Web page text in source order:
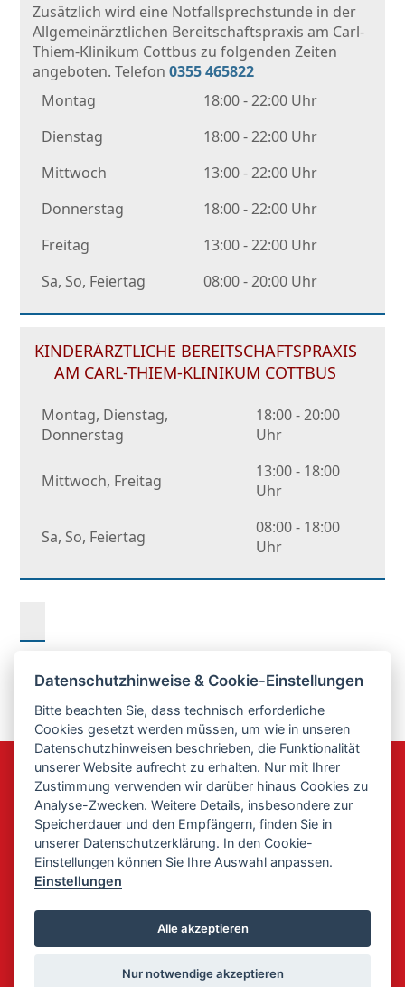
Zusätzlich wird eine Notfallsprechstunde in der
Allgemeinärztlichen Bereitschaftspraxis am Carl-
Thiem-Klinikum Cottbus zu folgenden Zeiten
angeboten. Telefon0355 465822
Montag
18:00 - 22:00 Uhr
Dienstag
18:00 - 22:00 Uhr
Mittwoch
13:00 - 22:00 Uhr
Donnerstag
18:00 - 22:00 Uhr
Freitag
13:00 - 22:00 Uhr
Sa, So, Feiertag
08:00 - 20:00 Uhr
KINDERÄRZTLICHE BEREITSCHAFTSPRAXIS
AM CARL-THIEM-KLINIKUM COTTBUS
Montag, Dienstag,
Donnerstag
18:00 - 20:00
Uhr
Mittwoch, Freitag
13:00 - 18:00
Uhr
Sa, So, Feiertag
08:00 - 18:00
Uhr
Hausarztpraxis Dr. Kamke
03096 Burg (Spreewald)
Telefon: 035603 61832
Impressum
Datenschutz
Datenschutzhinweise & Cookie-Einstellungen
Bitte beachten Sie, dass technisch erforderliche
Cookies gesetzt werden müssen, um wie in unseren
Datenschutzhinweisen beschrieben, die Funktionalität
unserer Website aufrecht zu erhalten. Nur mit Ihrer
Zustimmung verwenden wir darüber hinaus Cookies zu
Analyse-Zwecken. Weitere Details, insbesondere zur
Speicherdauer und den Empfängern, finden Sie in
unserer Datenschutzerklärung. In den Cookie-
Einstellungen können Sie Ihre Auswahl anpassen.
Einstellungen
Alle akzeptieren
Nur notwendige akzeptieren